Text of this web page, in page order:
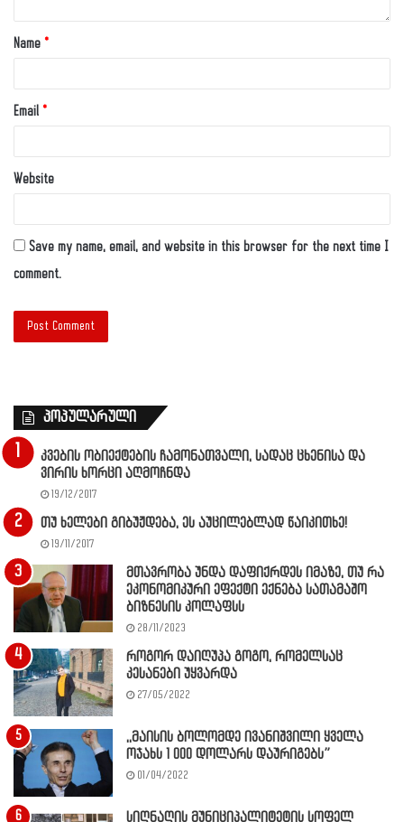
Name *
Email *
Website
Save my name, email, and website in this browser for the next time I
comment.
პოპულარული
კვების ობიექტების ჩამონათვალი, სადაც ცხენისა და
ვირის ხორცი აღმოჩნდა
19/12/2017
თუ ხელები გიბუჟდება, ეს აუცილებლად წაიკითხე!
19/11/2017
მთავრობა უნდა დაფიქრდეს იმაზე, თუ რა
ეკონომიკური ეფექტი ექნება სათამაშო
ბიზნესის კოლაფსს
28/11/2023
როგორ დაიღუპა გოგო, რომელსაც
კესანები უყვარდა
27/05/2022
,,მაისის ბოლომდე ივანიშვილი ყველა
ოჯახს 1 000 დოლარს დაურიგებს”
01/04/2022
სიღნაღის მუნიციპალიტეტის სოფელ